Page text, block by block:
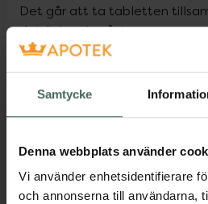
Samtycke
Denna webbplats använder
Vi använder enhetsidentifierare
och annonserna till användarna,
Det går att ta tabletten
det är inget måste.
Bilkörning
Diza påverkar inte din förmåga
hittar du svar på flera vanliga